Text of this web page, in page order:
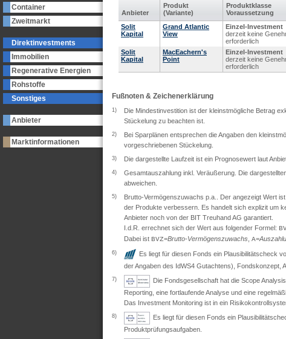
Container
Zweitmarkt
Direktinvestments
Immobilien
Regenerative Energien
Rohstoffe
Sonstiges
Anbieter
Marktinformationen
Anbieter
Produkt
(Variante)
Produkt­klasse
Voraus­setzung
Solit
Kapital
Grand Atlantic
View
Einzel-Investment
derzeit keine
erforderlich
Solit
Kapital
MacEachern's
Point
Einzel-Investment
derzeit keine
erforderlich
Fußnoten & Zeichenerklärung
1)
Die Mindestinvestition ist der kleinstmögliche Betrag
Stückelung zu beachten ist.
2)
Bei Sparplänen entsprechen die Angaben den
vorgeschriebenen Stückelung.
3) Die dargestellte Laufzeit ist ein Prognosewert laut
4)
Gesamtauszahlung inkl. Veräußerung. Die
abweichen.
5)
Brutto-Vermögenszuwachs p.a.. Der angezeigt Wert
der Produkte verbessern. Es handelt sich explizit um
Anbieter noch von der BIT Treuhand AG garantiert.
I.d.R. errechnet sich der Wert aus folgender Formel:
Dabei ist BVZ=Brutto-Vermögenszuwachs A=
6)
Es liegt für diesen Fonds ein Plausibilitätscheck
der Angaben des IdWS4 Gutachtens), Fondskonzept,
7)
Die Fondsgesellschaft hat die Scope
Reporting, eine fortlaufende Analyse und eine
Das Investment Monitoring ist in ein
8)
Es liegt für diesen Fonds ein
Produktprüfungsaufgaben.